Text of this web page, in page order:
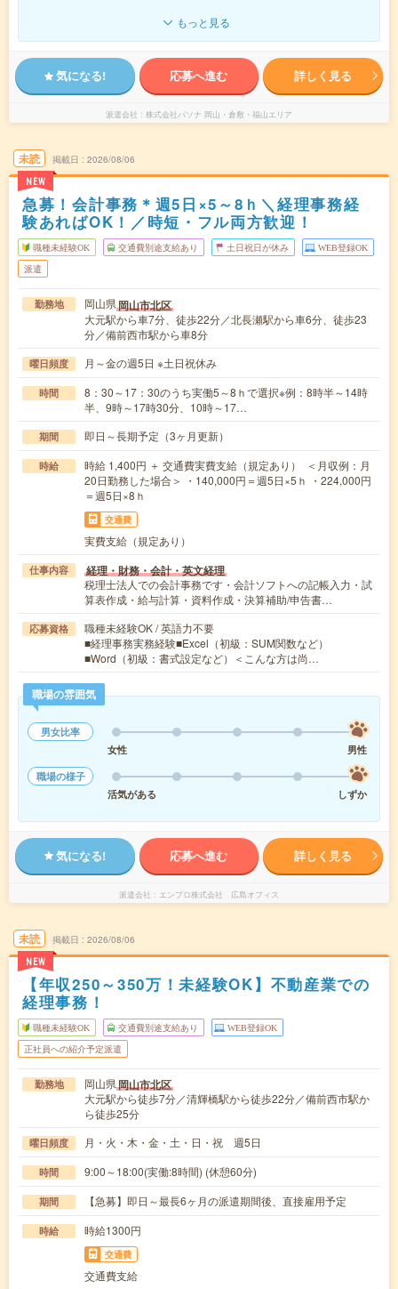
もっと見る
気になる! 応募へ進む 詳しく見る
派遣会社 株式会社パソナ 岡山・倉敷・福山エリア
未読
NEW
掲載日 2026/08/06
急募！会計事務＊週5日×5～8ｈ＼経理事務経
験あればOK！／時短・フル両方歓迎！
職種未経験OK 交通費別途支給あり 土日祝日が休み WEB登録OK
派遣
勤務地 岡山県岡山市北区
大元駅から車7分、徒歩22分／北長瀬駅から車6分、徒歩23
分／備前西市駅から車8分
曜日頻度 月～金の週5日 ※土日祝休み
時間
8：30～17：30のうち実働5～8ｈで選択※例：8時半～14時
半、9時～17時30分、10時～17…
期間 即日～長期予定（3ヶ月更新）
時給
時給 1,400円 ＋ 交通費実費支給（規定あり） ＜月収例：月
20日勤務した場合＞ ・140,000円＝週5日×5ｈ ・224,000円
＝週5日×8ｈ
交通費
実費支給（規定あり）
仕事内容 経理・財務・会計・英文経理
税理士法人での会計事務です・会計ソフトへの記帳入力・試
算表作成・給与計算・資料作成・決算補助/申告書…
応募資格
職種未経験OK / 英語力不要
■経理事務実務経験■Excel（初級：SUM関数など）
■Word（初級：書式設定など）＜こんな方は尚…
職場の雰囲気
男女比率
女性
男性
職場の様子
活気がある
しずか
気になる! 応募へ進む 詳しく見る
派遣会社 エンプロ株式会社 広島オフィス
未読
NEW
掲載日 2026/08/06
【年収250～350万！未経験OK】不動産業での
経理事務！
職種未経験OK 交通費別途支給あり WEB登録OK
正社員への紹介予定派遣
勤務地 岡山県岡山市北区
大元駅から徒歩7分／清輝橋駅から徒歩22分／備前西市駅か
ら徒歩25分
曜日頻度 月・火・木・金・土・日・祝 週5日
時間 9:00～18:00(実働:8時間) (休憩60分)
期間 【急募】即日～最長6ヶ月の派遣期間後、直接雇用予定
時給 時給1300円
交通費
交通費支給